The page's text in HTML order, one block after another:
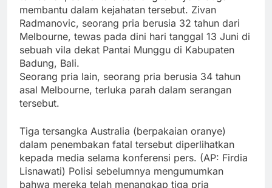
membantu dalam kejahatan tersebut. Zivan
Radmanovic, seorang pria berusia 32 tahun dari
Melbourne, tewas pada dini hari tanggal 13 Juni di
sebuah vila dekat Pantai Munggu di Kabupaten
Badung, Bali.
Seorang pria lain, seorang pria berusia 34 tahun
asal Melbourne, terluka parah dalam serangan
tersebut.
Tiga tersangka Australia (berpakaian oranye)
dalam penembakan fatal tersebut diperlihatkan
kepada media selama konferensi pers. (AP: Firdia
Lisnawati) Polisi sebelumnya mengumumkan
bahwa mereka telah menangkap tiga pria